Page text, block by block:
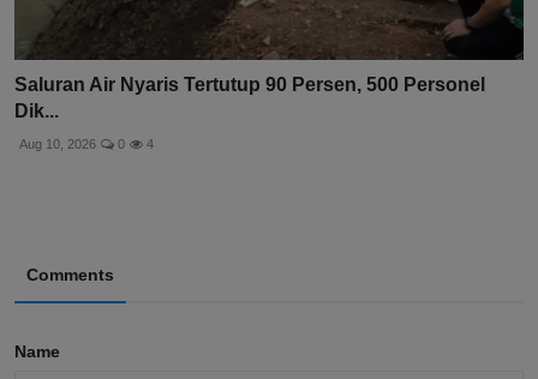
Saluran Air Nyaris Tertutup 90 Persen, 500 Personel
Dik...
Aug 10, 2026 0 4
Comments
Name